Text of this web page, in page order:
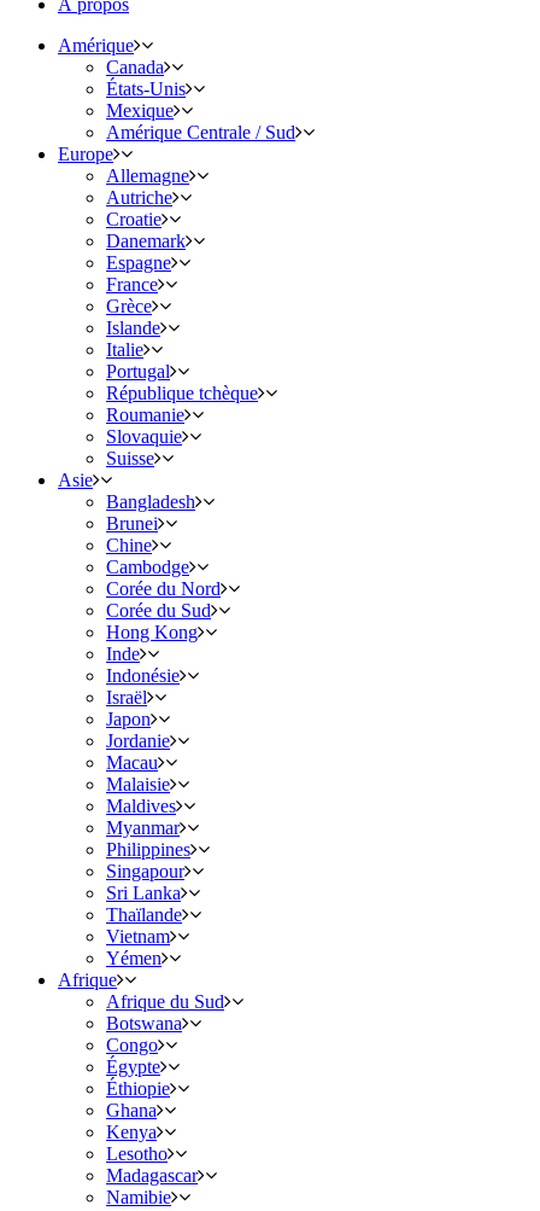
À propos
Amérique
Canada
États-Unis
Mexique
Amérique Centrale / Sud
Europe
Allemagne
Autriche
Croatie
Danemark
Espagne
France
Grèce
Islande
Italie
Portugal
République tchèque
Roumanie
Slovaquie
Suisse
Asie
Bangladesh
Brunei
Chine
Cambodge
Corée du Nord
Corée du Sud
Hong Kong
Inde
Indonésie
Israël
Japon
Jordanie
Macau
Malaisie
Maldives
Myanmar
Philippines
Singapour
Sri Lanka
Thaïlande
Vietnam
Yémen
Afrique
Afrique du Sud
Botswana
Congo
Égypte
Éthiopie
Ghana
Kenya
Lesotho
Madagascar
Namibie